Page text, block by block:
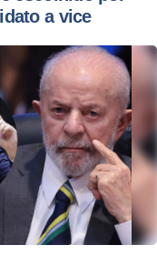
a vice